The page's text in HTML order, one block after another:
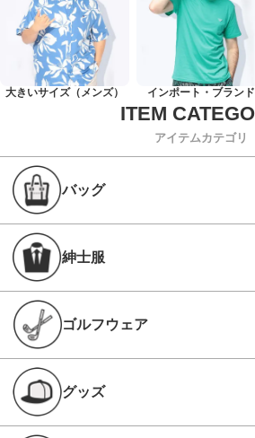
大きいサイズ（メンズ） インポート・ブランド
アイテムカテゴリ
バッグ
紳士服
ゴルフウェア
グッズ